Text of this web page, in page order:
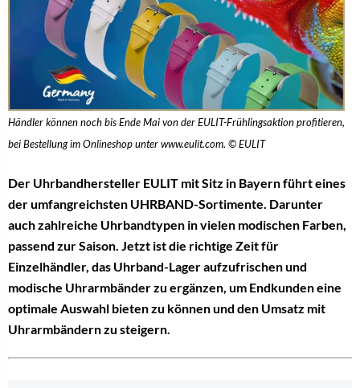
Händler können noch bis Ende Mai von der EULIT-Frühlingsaktion profitieren,
bei Bestellung im Onlineshop unter www.eulit.com. © EULIT
Der Uhrbandhersteller EULIT mit Sitz in Bayern führt eines
der umfangreichsten UHRBAND-Sortimente. Darunter
auch zahlreiche Uhrbandtypen in vielen modischen Farben,
passend zur Saison. Jetzt ist die richtige Zeit für
Einzelhändler, das Uhrband-Lager aufzufrischen und
modische Uhrarmbänder zu ergänzen, um Endkunden eine
optimale Auswahl bieten zu können und den Umsatz mit
Uhrarmbändern zu steigern.